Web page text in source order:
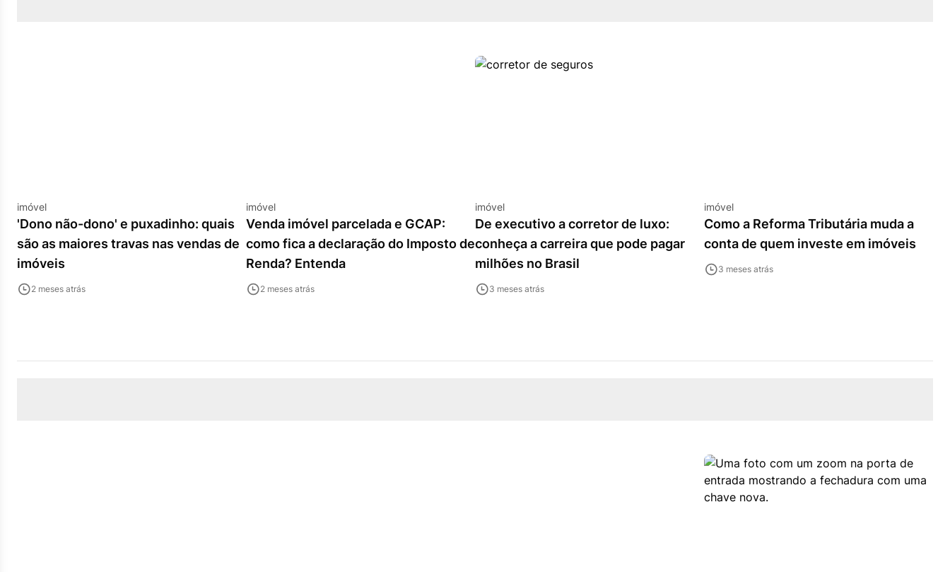
imóvel
'Dono não-dono' e puxadinho: quais
são as maiores travas nas vendas de
imóveis
2 meses atrás
imóvel
Venda imóvel parcelada e GCAP:
como fica a declaração do Imposto de
Renda? Entenda
2 meses atrás
imóvel
De executivo a corretor de luxo:
conheça a carreira que pode pagar
milhões no Brasil
3 meses atrás
imóvel
Como a Reforma Tributária muda a
conta de quem investe em imóveis
3 meses atrás